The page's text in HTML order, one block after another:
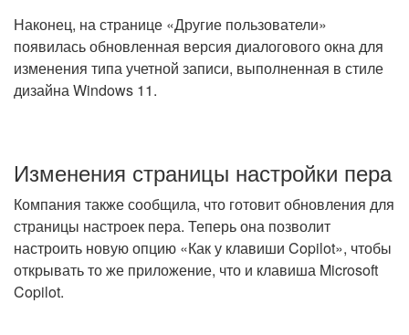
Наконец, на странице «Другие пользователи»
появилась обновленная версия диалогового окна для
изменения типа учетной записи, выполненная в стиле
дизайна Windows 11.
Изменения страницы настройки пера
Компания также сообщила, что готовит обновления для
страницы настроек пера. Теперь она позволит
настроить новую опцию «Как у клавиши Copilot», чтобы
открывать то же приложение, что и клавиша Microsoft
Copilot.